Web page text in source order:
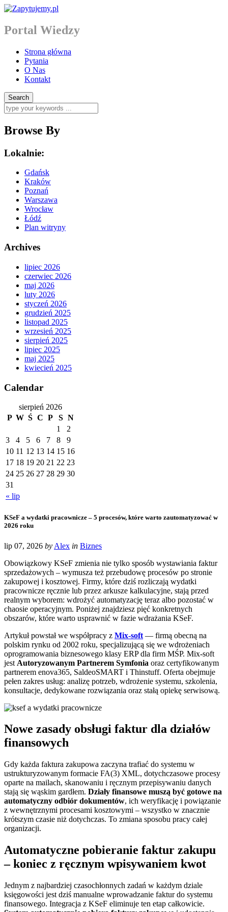
Portal Wiedzy
Strona główna
Pytania
O Nas
Kontakt
Browse By
Lokalnie:
Gdańsk
Kraków
Poznań
Warszawa
Wrocław
Łódź
Plan witryny
Archives
lipiec 2026
czerwiec 2026
maj 2026
luty 2026
styczeń 2026
grudzień 2025
listopad 2025
wrzesień 2025
sierpień 2025
lipiec 2025
maj 2025
kwiecień 2025
Calendar
sierpień 2026
P W Ś C P S N
« lip
1
2
3
4 5 6 7 8
9
10 11 12 13 14 15 16
17 18 19 20 21 22 23
24 25 26 27 28 29 30
31
KSeF a wydatki pracownicze – 5 procesów, które warto zautomatyzować w
2026 roku
lip 07, 2026 by Alex in Biznes
Obowiązkowy KSeF zmienia nie tylko sposób wystawiania faktur
sprzedażowych – wymusza też przebudowę procesów po stronie
zakupowej i kosztowej. Firmy, które dziś rozliczają wydatki
pracownicze ręcznie lub przez arkusze kalkulacyjne, stają przed
realnym wyborem: wdrożyć automatyzację teraz albo pozostać w
chaosie operacyjnym. Poniżej znajdziesz pięć konkretnych
obszarów, które warto usprawnić w fazie wdrażania KSeF.
Artykuł powstał we współpracy z Mix-soft — firmą obecną na
polskim rynku od 2002 roku, specjalizującą się we wdrożeniach
oprogramowania biznesowego klasy ERP dla firm MŚP. Mix-soft
jest Autoryzowanym Partnerem Symfonia oraz certyfikowanym
partnerem enova365, SaldeoSMART i Thinstuff. Oferta obejmuje
pełen zakres usług: analizę potrzeb, wdrożenie systemu, szkolenia,
konsultacje, dedykowane rozwiązania oraz stałą opiekę serwisową.
Nowe zasady obsługi faktur dla działów
finansowych
Gdy każda faktura zakupowa zaczyna trafiać do systemu w
ustrukturyzowanym formacie FA(3) XML, dotychczasowe procesy
oparte na mailach, skanowaniu i ręcznym przepisywaniu danych
stają się wąskim gardłem. Działy finansowe muszą być gotowe na
automatyczny odbiór dokumentów, ich weryfikację i powiązanie
z wewnętrznymi procesami kosztowymi – wszystko w znacznie
krótszym czasie niż dotychczas. To zmiana sposobu pracy całej
organizacji.
Automatyczne pobieranie faktur zakupu
– koniec z ręcznym wpisywaniem kwot
Jednym z najbardziej czasochłonnych zadań w każdym dziale
księgowości jest dziś manualne wprowadzanie faktur do systemu
finansowego. Integracja z KSeF eliminuje ten etap całkowicie.